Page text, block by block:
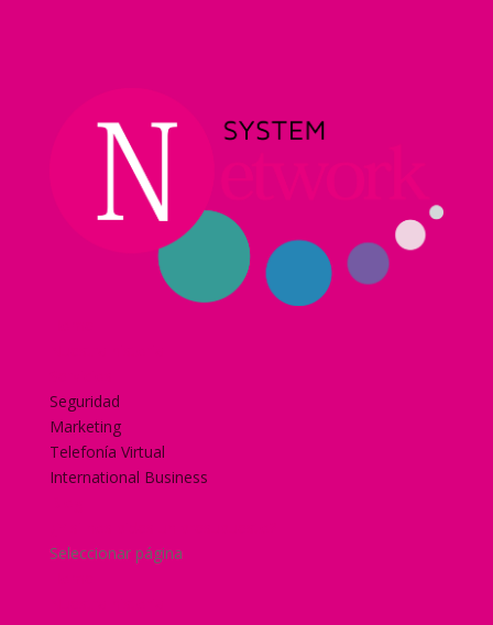
Seguridad
Marketing
Telefonía Virtual
International Business
Seleccionar página